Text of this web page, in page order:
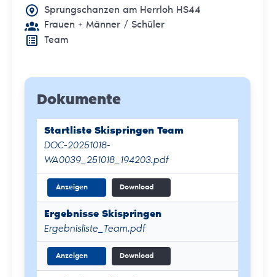
Sprungschanzen am Herrloh HS44
Frauen + Männer / Schüler
Team
Dokumente
Startliste Skispringen Team
DOC-20251018-
WA0039_251018_194203.pdf
Anzeigen Download
Ergebnisse Skispringen
Ergebnisliste_Team.pdf
Anzeigen Download